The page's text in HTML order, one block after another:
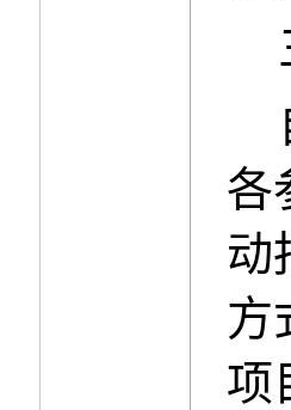
各
动
方
项